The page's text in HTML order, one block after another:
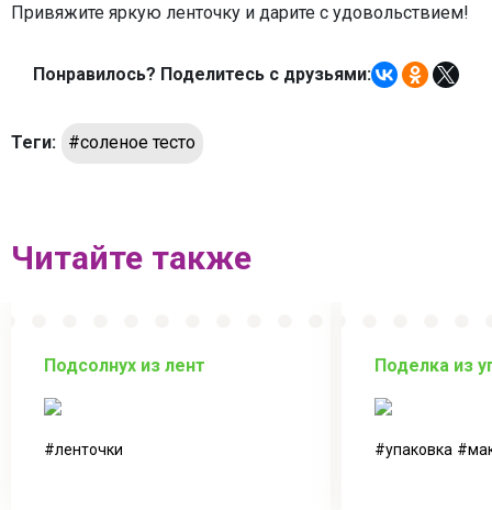
Привяжите яркую ленточку и дарите с удовольствием!
Понравилось? Поделитесь с друзьями:
Теги: #соленое тесто
Читайте также
Подсолнух из лент
ленточки
Поделка из
упаковка